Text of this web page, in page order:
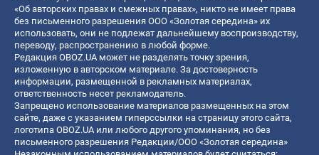
«Об авторских правах и смежных правах», никто не имеет права
без письменного разрешения ООО «Золотая середина» их
использовать, они не подлежат дальнейшему воспроизводству,
переводу, распространению в любой форме.
Редакция OBOZ.UA может не разделять точку зрения,
изложенную в авторском материале. За достоверность
информации, размещенной в рекламных материалах,
ответственность несет рекламодатель.
Запрещено использование материалов размещенных на этом
сайте, даже с указанием гиперссылки на страницу этого сайта,
логотипа OBOZ.UA или любого другого упоминания, но без
письменного разрешения Редакции/ООО «Золотая середина»